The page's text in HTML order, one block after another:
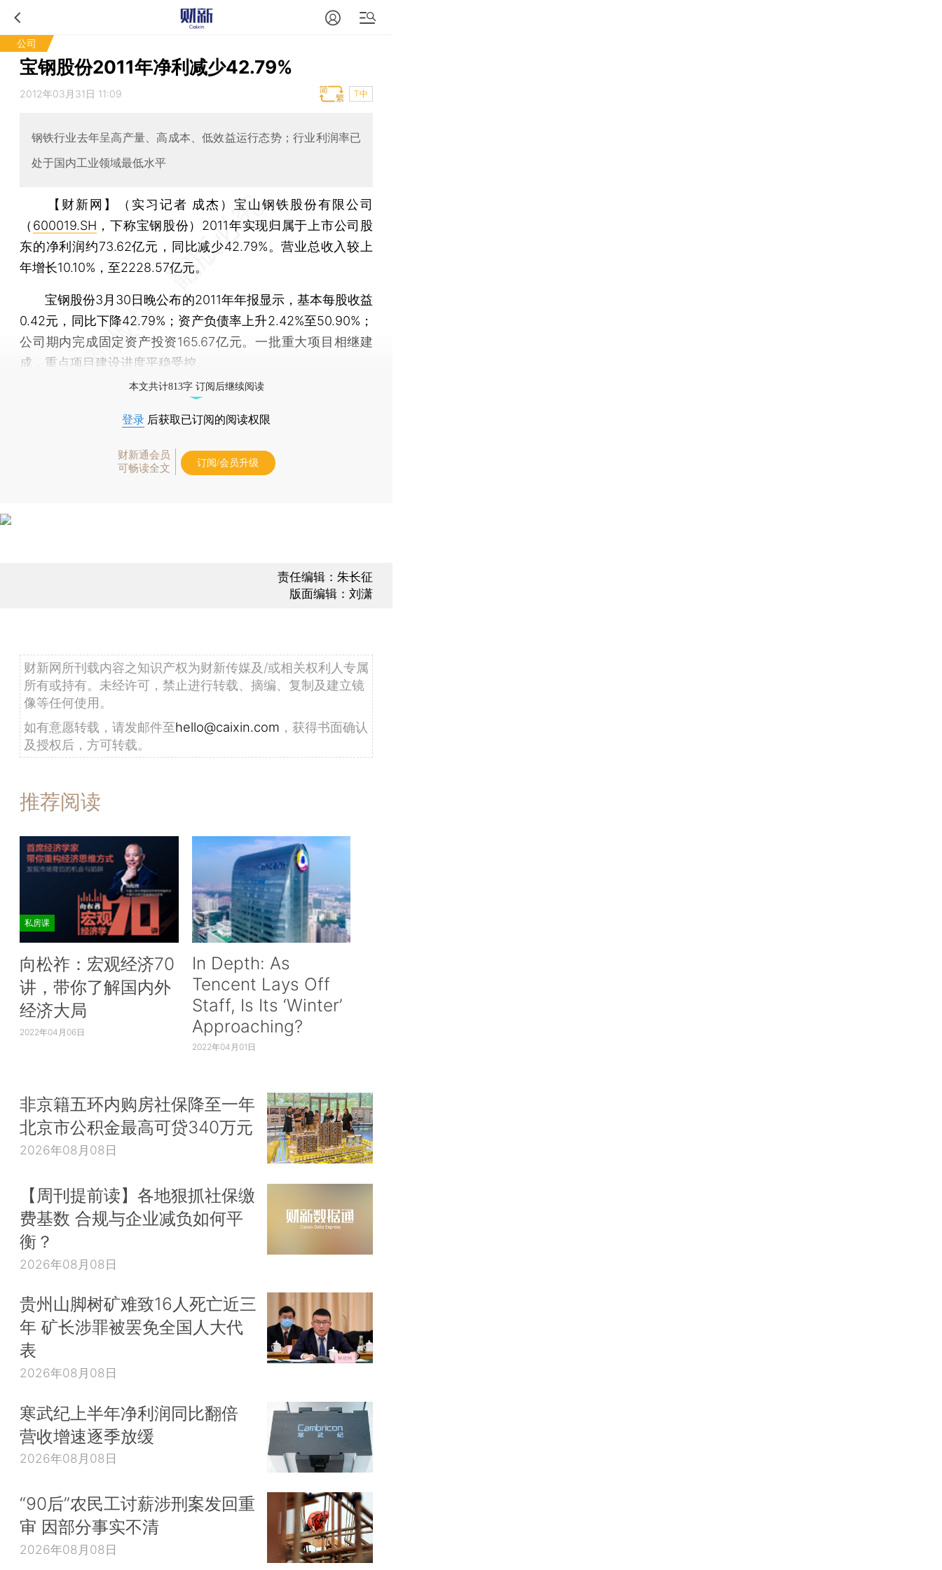
公司
宝钢股份2011年净利减少42.79%
2012年03月31日 11:09 T中
钢铁行业去年呈高产量、高成本、低效益运行态势；行业利润率已
处于国内工业领域最低水平
【财新网】（实习记者 成杰）宝山钢铁股份有限公司
（ 600019.SH ，下称宝钢股份）2011年实现归属于上市公司股
东的净利润约73.62亿元，同比减少42.79%。营业总收入较上
年增长10.10%，至2228.57亿元。
宝钢股份3月30日晚公布的2011年年报显示，基本每股收益
0.42元，同比下降42.79%；资产负债率上升2.42%至50.90%；
公司期内完成固定资产投资165.67亿元。一批重大项目相继建
成，重点项目建设进度平稳受控。
本文共计813字 订阅后继续阅读
登录 后获取已订阅的阅读权限
财新通会员
可畅读全文
订阅/会员升级
责任编辑：朱长征
版面编辑：刘潇
财新网所刊载内容之知识产权为财新传媒及/或相关权利人专属
所有或持有。未经许可，禁止进行转载、摘编、复制及建立镜
像等任何使用。
如有意愿转载，请发邮件至hello@caixin.com ，获得书面确认
及授权后，方可转载。
推荐阅读
私房课
向松祚：宏观经济70
讲，带你了解国内外
经济大局
2022年04月06日
In Depth: As
Tencent Lays Off
Staff, Is Its ‘Winter’
Approaching?
2022年04月01日
非京籍五环内购房社保降至一年
北京市公积金最高可贷340万元
2026年08月08日
【周刊提前读】各地狠抓社保缴
费基数 合规与企业减负如何平
衡？
2026年08月08日
贵州山脚树矿难致16人死亡近三
年 矿长涉罪被罢免全国人大代
表
2026年08月08日
寒武纪上半年净利润同比翻倍
营收增速逐季放缓
2026年08月08日
“90后”农民工讨薪涉刑案发回重
审 因部分事实不清
2026年08月08日